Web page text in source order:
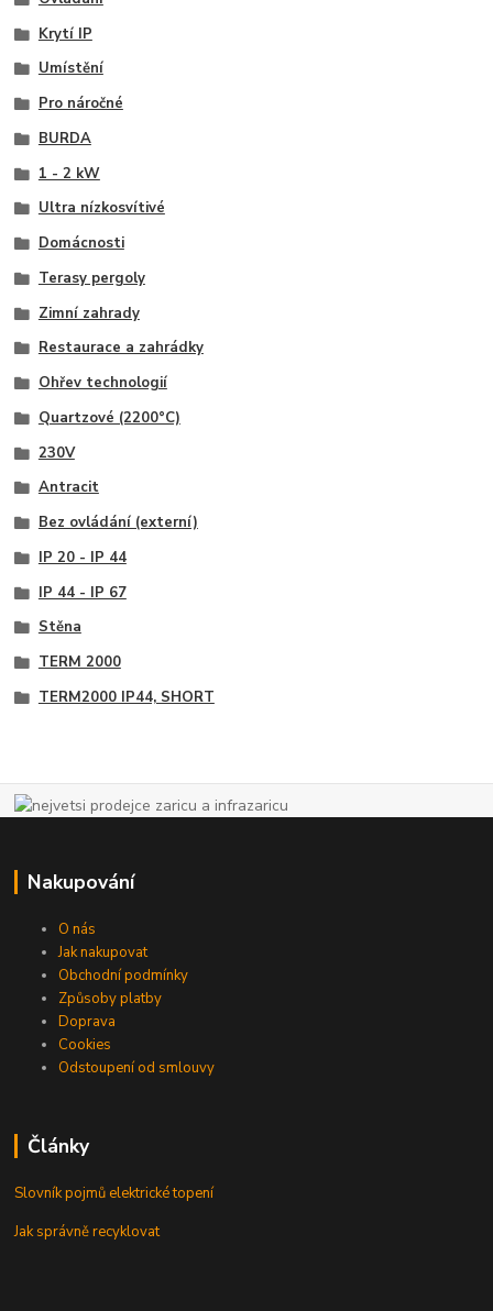
Krytí IP
Umístění
Pro náročné
BURDA
1 - 2 kW
Ultra nízkosvítivé
Domácnosti
Terasy pergoly
Zimní zahrady
Restaurace a zahrádky
Ohřev technologií
Quartzové (2200°C)
230V
Antracit
Bez ovládání (externí)
IP 20 - IP 44
IP 44 - IP 67
Stěna
TERM 2000
TERM2000 IP44, SHORT
Nakupování
O nás
Jak nakupovat
Obchodní podmínky
Způsoby platby
Doprava
Cookies
Odstoupení od smlouvy
Články
Slovník pojmů elektrické topení
Jak správně recyklovat